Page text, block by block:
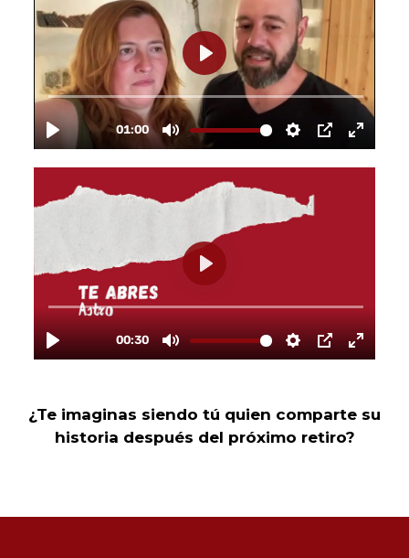
¿Te imaginas siendo tú quien comparte su
historia después del próximo retiro?